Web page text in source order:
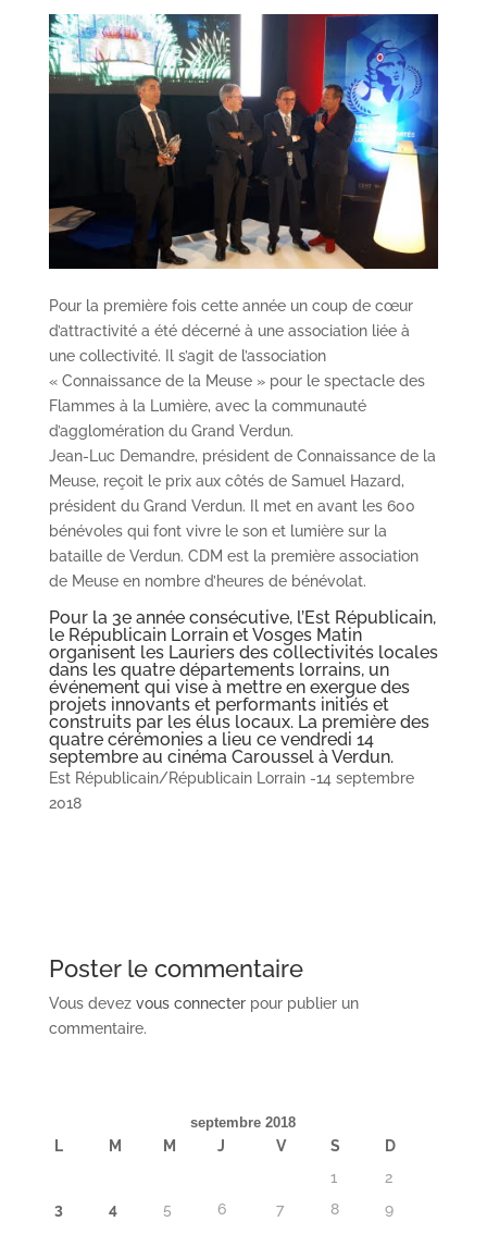
Pour la première fois cette année un coup de cœur
d’attractivité a été décerné à une association liée à
une collectivité. Il s’agit de l’association
« Connaissance de la Meuse » pour le spectacle des
Flammes à la Lumière, avec la communauté
d’agglomération du Grand Verdun.
Jean-Luc Demandre, président de Connaissance de la
Meuse, reçoit le prix aux côtés de Samuel Hazard,
président du Grand Verdun. Il met en avant les 600
bénévoles qui font vivre le son et lumière sur la
bataille de Verdun. CDM est la première association
de Meuse en nombre d’heures de bénévolat.
Pour la 3e année consécutive, l’Est Républicain,
le Républicain Lorrain et Vosges Matin
organisent les Lauriers des collectivités locales
dans les quatre départements lorrains, un
événement qui vise à mettre en exergue des
projets innovants et performants initiés et
construits par les élus locaux. La première des
quatre cérémonies a lieu ce vendredi 14
septembre au cinéma Caroussel à Verdun.
Est Républicain/Républicain Lorrain -14 septembre
2018
Poster le commentaire
Vous devez vous connecterpour publier un
commentaire.
septembre 2018
L M M J V S
D
1
2
3
4 5 6 7 8
9